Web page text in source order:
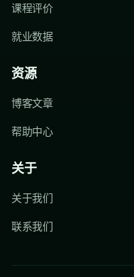
课程评价
就业数据
资源
博客文章
帮助中心
关于
关于我们
联系我们